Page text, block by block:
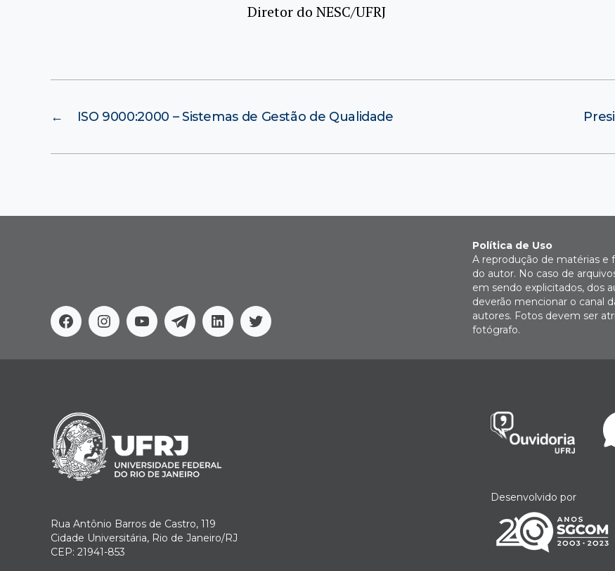
Diretor do NESC/UFRJ
← ISO 9000:2000 – Sistemas de Gestão de Qualidade
FacebookInstagram
YoutubeTelegramLinkedinTwitter
Política de Uso
A reprodução de matérias e
do autor. No caso de
em sendo explicitados, dos
deverão mencionar o canal
autores. Fotos devem ser
fotógrafo.
Rua Antônio Barros de Castro, 119
Cidade Universitária, Rio de Janeiro/RJ
CEP: 21941-853
Desenvolvido por